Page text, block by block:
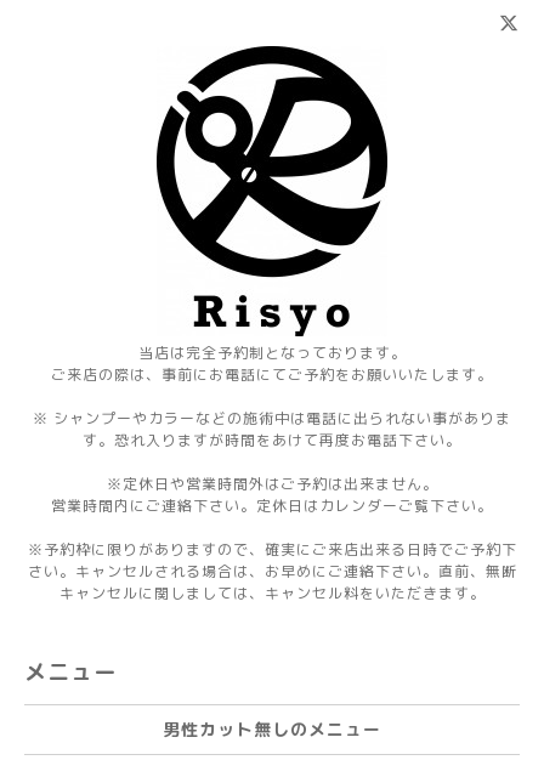
当店は完全予約制となっております。
ご来店の際は、事前にお電話にてご予約をお願いいたします。
※ シャンプーやカラーなどの施術中は電話に出られない事がありま
す。恐れ入りますが時間をあけて再度お電話下さい。
※定休日や営業時間外はご予約は出来ません。
営業時間内にご連絡下さい。定休日はカレンダーご覧下さい。
※予約枠に限りがありますので、確実にご来店出来る日時でご予約下
さい。キャンセルされる場合は、お早めにご連絡下さい。直前、無断
キャンセルに関しましては、キャンセル料をいただきます。
メニュー
男性カット無しのメニュー